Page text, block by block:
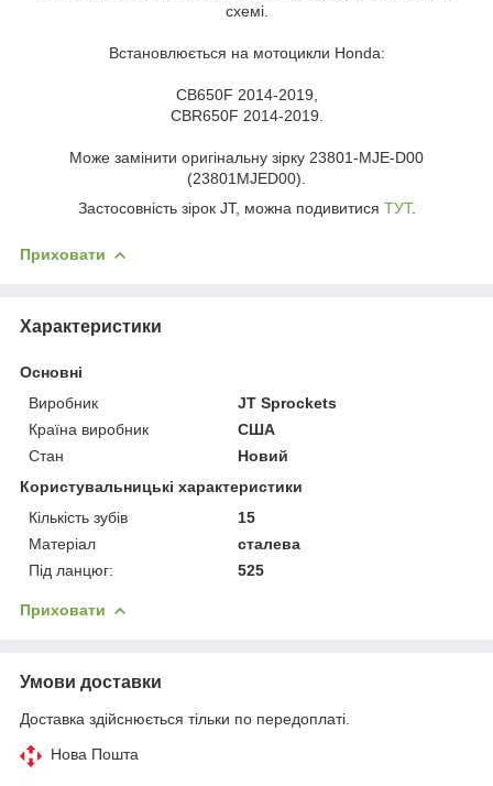
схемі.
Встановлюється на мотоцикли Honda:
CB650F 2014-2019,
CBR650F 2014-2019.
Може замінити оригінальну зірку 23801-MJE-D00
(23801MJED00).
Застосовність зірок JT, можна подивитися ТУТ.
Приховати
Характеристики
Основні
Виробник
JT Sprockets
Країна виробник
США
Стан
Новий
Користувальницькі характеристики
Кількість зубів
15
Матеріал
сталева
Під ланцюг:
525
Приховати
Умови доставки
Доставка здійснюється тільки по передоплаті.
Нова Пошта